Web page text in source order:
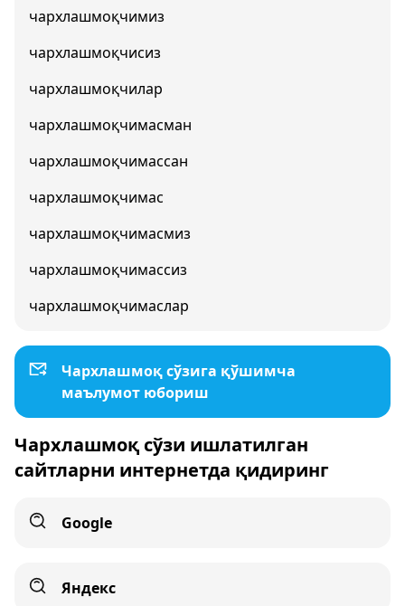
чархлашмоқчимиз
чархлашмоқчисиз
чархлашмоқчилар
чархлашмоқчимасман
чархлашмоқчимассан
чархлашмоқчимас
чархлашмоқчимасмиз
чархлашмоқчимассиз
чархлашмоқчимаслар
Чархлашмоқ сўзига қўшимча
маълумот юбориш
Чархлашмоқ сўзи ишлатилган
сайтларни интернетда қидиринг
Google
Яндекс